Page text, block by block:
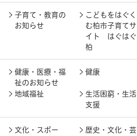
子育て・教育の
お知らせ
こどもをはぐく
む柏市子育てサ
イト はぐはぐ
柏
健康・医療・福
祉のお知らせ
健康
地域福祉
生活困窮・生活
支援
文化・スポー
歴史・文化・芸